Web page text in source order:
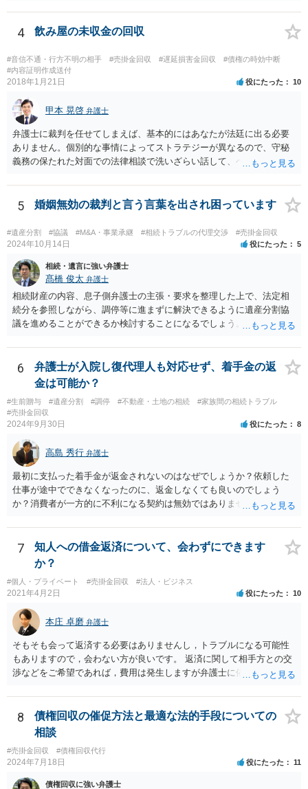
や民事訴訟の提起等裁判手続きを試みた方が良いでしょう。
4 飲み屋の未収金の回収
#音信不通・行方不明の相手 #売掛金回収 #遅延損害金回収
#債権の時効中断
#内容証明作成送付
2018年1月21日 役にたった 10
甲本 晃啓 弁護士
弁護士に裁判を任せてしまえば、基本的にはあなたが法廷に出る必要
ありません。個別的な事情によってストラテジーが異なるので、守秘
義務の保たれた対面での法律相談で洗いざらい話して、ベストな方法
5 婚姻無効の裁判と言う言葉を出され困っています
#遺産分割 #協議 #M&A・事業承継 #相続トラブルの代理交渉 #売掛金回収
2024年10月14日 役にたった 5
相続・遺言に強い弁護士
髙橋 俊太 弁護士
相続財産の内容、息子側弁護士の主張・要求を整理した上で、法定相
続分を参照しながら、調停等に進まずに解決できるように遺産分割協
議を進めることができるか検討することになるでしょう。少なくとも
遺産をまとめて現金でくれ】という要求に応じる必要はありません。
6
弁護士が入院し復代理人も対応せず、着手金の返
金は可能か？
#生前贈与 #遺産分割 #調停 #不動産・土地の相続
#家族間の相続トラブル
#売掛金回収
2024年9月30日 役にたった 8
高島 秀行 弁護士
最初に支払った着手金が返金されないのはなぜでしょうか？依頼した
仕事が途中でできなくなったのに、返金しなくても良いのでしょう
か？消費者が一方的に不利になる契約は無効ではありませんか？
務があると思います。 倒れた弁護士が所属する弁護士会に相談さ
れた方がよいと思います。 倒れた弁護士は脳梗塞で倒れたようで
すが、 判断能力があり、復代理を倒れた弁護士の判断で復代理を
選任したのか 即ち、復代理人の選任は有効なのかという問題もあ
ると思います。
7
知人への借金返済について、会わずにできます
か？
#個人・プライベート #売掛金回収 #法人・ビジネス
2021年4月2日 役にたった 10
本庄 卓磨 弁護士
そもそも会って返済する必要はありませんし，トラブルになる可能性
もありますので，会わない方が良いです。 返済に関して相手方との交
渉などをご希望であれば，費用は発生しますが弁護士に依頼すること
きますので，ご自身で対応する必要はなくなります。
8
債権回収の催促方法と最適な法的手段についての
相談
#売掛金回収 #債権回収代行
2024年7月18日 役にたった 11
債権回収に強い弁護士